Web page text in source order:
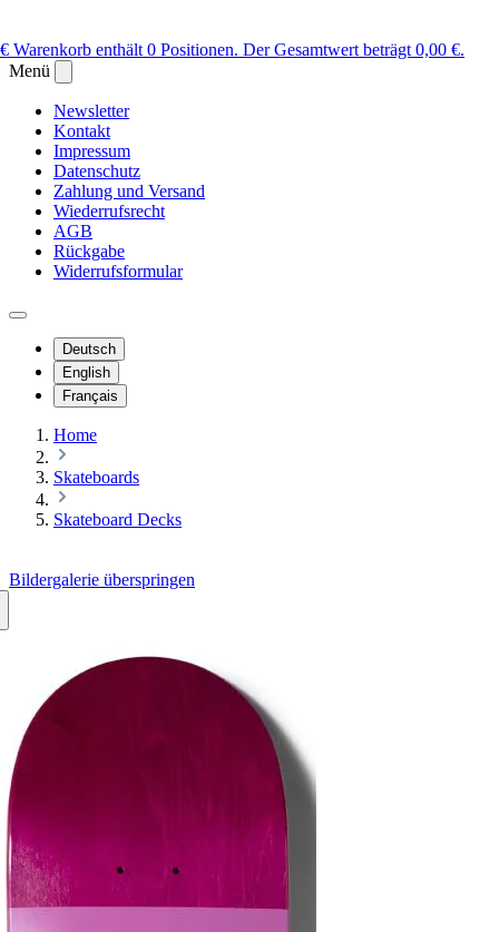
Warenkorb enthält 0 Positionen. Der Gesamtwert beträgt 0,00 €.
Menü
Newsletter
Kontakt
Impressum
Datenschutz
Zahlung und Versand
Wiederrufsrecht
AGB
Rückgabe
Widerrufsformular
Deutsch
English
Français
Home
Skateboards
Skateboard Decks
Bildergalerie überspringen